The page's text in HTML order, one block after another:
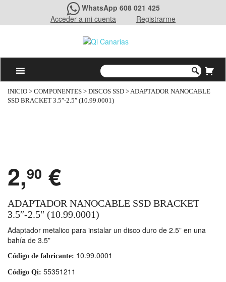
WhatsApp 608 021 425
Acceder a mi cuenta
Registrarme
INICIO > COMPONENTES > DISCOS SSD > ADAPTADOR NANOCABLE
SSD BRACKET 3.5″-2.5″ (10.99.0001)
2,90 €
ADAPTADOR NANOCABLE SSD BRACKET
3.5″-2.5″ (10.99.0001)
Adaptador metalico para instalar un disco duro de 2.5” en una
bahía de 3.5”
Código de fabricante: 10.99.0001
Código Qi: 55351211